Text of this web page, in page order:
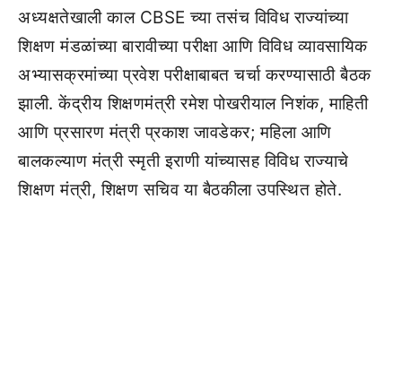
अध्यक्षतेखाली काल CBSE च्या तसंच विविध राज्यांच्या
शिक्षण मंडळांच्या बारावीच्या परीक्षा आणि विविध व्यावसायिक
अभ्यासक्रमांच्या प्रवेश परीक्षाबाबत चर्चा करण्यासाठी बैठक
झाली. केंद्रीय शिक्षणमंत्री रमेश पोखरीयाल निशंक, माहिती
आणि प्रसारण मंत्री प्रकाश जावडेकर; महिला आणि
बालकल्याण मंत्री स्मृती इराणी यांच्यासह विविध राज्याचे
शिक्षण मंत्री, शिक्षण सचिव या बैठकीला उपस्थित होते.